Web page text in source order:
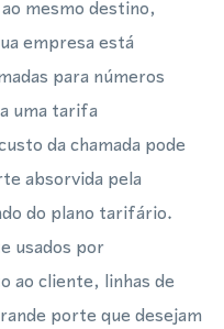
mesmo destino,
empresa está
para números
uma tarifa
da chamada pode
absorvida pela
do plano tarifário.
usados por
ao cliente, linhas de
porte que desejam